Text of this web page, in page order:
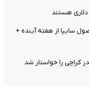
سایپا از هفته آینده +
کراچی را خواستار شد